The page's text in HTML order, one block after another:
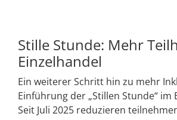
Stille Stunde: Mehr
Einzelhandel
Ein weiterer Schritt hin zu mehr
Einführung der „Stillen Stunde“ im
Seit Juli 2025 reduzieren